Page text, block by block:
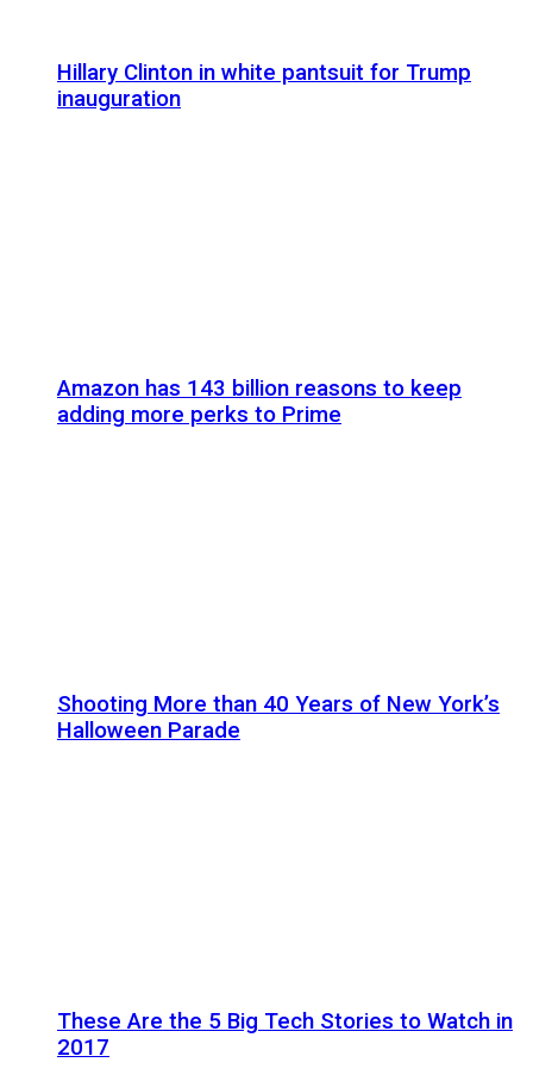
Hillary Clinton in white pantsuit for Trump
inauguration
Amazon has 143 billion reasons to keep
adding more perks to Prime
Shooting More than 40 Years of New York’s
Halloween Parade
These Are the 5 Big Tech Stories to Watch in
2017